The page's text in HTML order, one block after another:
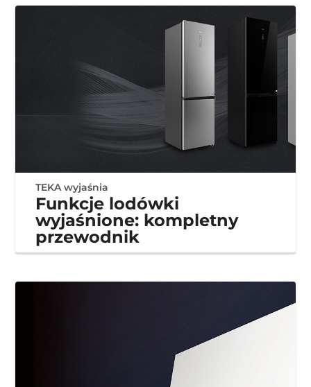
TEKA wyjaśnia
Funkcje lodówki
wyjaśnione: kompletny
przewodnik